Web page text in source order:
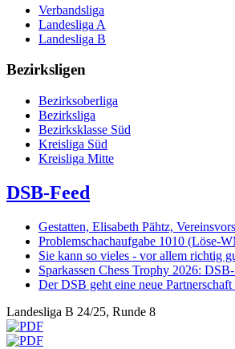
Verbandsliga
Landesliga A
Landesliga B
Bezirksligen
Bezirksoberliga
Bezirksliga
Bezirksklasse Süd
Kreisliga Süd
Kreisliga Mitte
DSB-Feed
Gestatten, Elisabeth Pähtz,
Problemschachaufgabe 1010 (Löse-
Sie kann so vieles - vor allem richtig
Sparkassen Chess Trophy 2026:
Der DSB geht eine neue
Landesliga B 24/25, Runde 8